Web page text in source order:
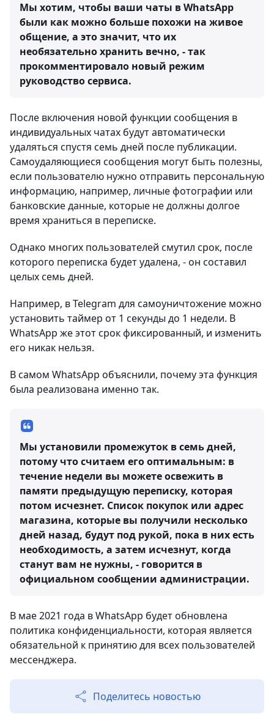
Мы хотим, чтобы ваши чаты в WhatsApp
были как можно больше похожи на живое
общение, а это значит, что их
необязательно хранить вечно, - так
прокомментировало новый режим
руководство сервиса.
После включения новой функции сообщения в
индивидуальных чатах будут автоматически
удаляться спустя семь дней после публикации.
Самоудаляющиеся сообщения могут быть полезны,
если пользователю нужно отправить персональную
информацию, например, личные фотографии или
банковские данные, которые не должны долгое
время храниться в переписке.
Однако многих пользователей смутил срок, после
которого переписка будет удалена, - он составил
целых семь дней.
Например, в Telegram для самоуничтожение можно
установить таймер от 1 секунды до 1 недели. В
WhatsApp же этот срок фиксированный, и изменить
его никак нельзя.
В самом WhatsApp объяснили, почему эта функция
была реализована именно так.
Мы установили промежуток в семь дней,
потому что считаем его оптимальным: в
течение недели вы можете освежить в
памяти предыдущую переписку, которая
потом исчезнет. Список покупок или адрес
магазина, которые вы получили несколько
дней назад, будут под рукой, пока в них есть
необходимость, а затем исчезнут, когда
станут вам не нужны, - говорится в
официальном сообщении администрации.
В мае 2021 года в WhatsApp будет обновлена
политика конфиденциальности, которая является
обязательной к принятию для всех пользователей
мессенджера.
Поделитесь новостью